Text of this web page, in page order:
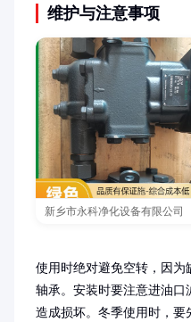
维护与注意事项
新乡市永科净化设备有限公司
使用时绝对避免空转，因为
轴承。安装时要注意进油
造成损坏。冬季使用时，要